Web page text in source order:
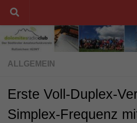
Unter dem Inhalt
ALLGEMEIN
Erste Voll-Duplex-
Simplex-Frequenz